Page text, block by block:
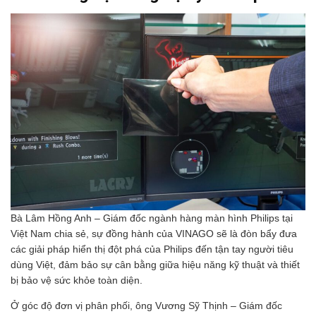
Bà Lâm Hồng Anh – Giám đốc ngành hàng màn hình Philips tại
Việt Nam chia sẻ, sự đồng hành của VINAGO sẽ là đòn bẩy đưa
các giải pháp hiển thị đột phá của Philips đến tận tay người tiêu
dùng Việt, đảm bảo sự cân bằng giữa hiệu năng kỹ thuật và thiết
bị bảo vệ sức khỏe toàn diện.
Ở góc độ đơn vị phân phối, ông Vương Sỹ Thịnh – Giám đốc